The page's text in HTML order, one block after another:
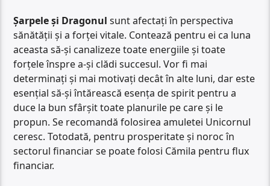
Șarpele și Dragonulsunt afectați în perspectiva
sănătății și a forței vitale. Contează pentru ei ca luna
aceasta să-și canalizeze toate energiile și toate
forțele înspre a-și clădi succesul. Vor fi mai
determinați și mai motivați decât în alte luni, dar este
esențial să-și întărească esența de spirit pentru a
duce la bun sfârșit toate planurile pe care și le
propun. Se recomandă folosirea amuletei Unicornul
ceresc. Totodată, pentru prosperitate și noroc în
sectorul financiar se poate folosi Cămila pentru flux
financiar.